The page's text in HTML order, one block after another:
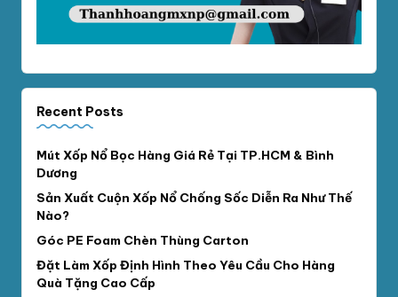
Recent Posts
Mút Xốp Nổ Bọc Hàng Giá Rẻ Tại TP.HCM & Bình
Dương
Sản Xuất Cuộn Xốp Nổ Chống Sốc Diễn Ra Như Thế
Nào?
Góc PE Foam Chèn Thùng Carton
Đặt Làm Xốp Định Hình Theo Yêu Cầu Cho Hàng
Quà Tặng Cao Cấp